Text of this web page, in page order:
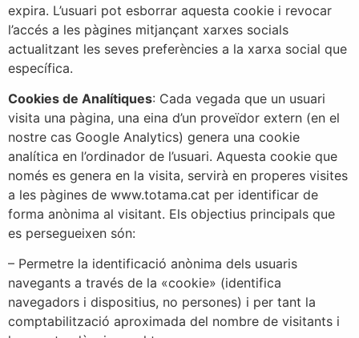
expira. L’usuari pot esborrar aquesta cookie i revocar
l’accés a les pàgines mitjançant xarxes socials
actualitzant les seves preferències a la xarxa social que
específica.
Cookies de Analítiques: Cada vegada que un usuari
visita una pàgina, una eina d’un proveïdor extern (en el
nostre cas Google Analytics) genera una cookie
analítica en l’ordinador de l’usuari. Aquesta cookie que
només es genera en la visita, servirà en properes visites
a les pàgines de www.totama.cat per identificar de
forma anònima al visitant. Els objectius principals que
es persegueixen són:
– Permetre la identificació anònima dels usuaris
navegants a través de la «cookie» (identifica
navegadors i dispositius, no persones) i per tant la
comptabilització aproximada del nombre de visitants i